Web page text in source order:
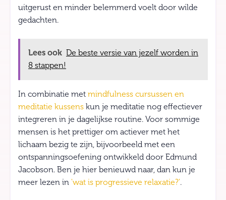
uitgerust en minder belemmerd voelt door wilde
gedachten.
Lees ook De beste versie van jezelf worden in
8 stappen!
In combinatie met mindfulness cursussen en
meditatie kussens kun je meditatie nog effectiever
integreren in je dagelijkse routine. Voor sommige
mensen is het prettiger om actiever met het
lichaam bezig te zijn, bijvoorbeeld met een
ontspanningsoefening ontwikkeld door Edmund
Jacobson. Ben je hier benieuwd naar, dan kun je
meer lezen in 'wat is progressieve relaxatie?'.